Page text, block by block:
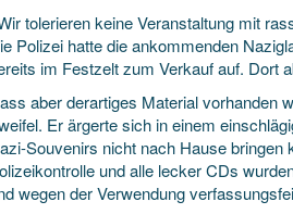
tolerieren keine Veranstaltung mit
Polizei hatte die ankommenden
im Festzelt zum Verkauf auf. Dort
aber derartiges Material vorhanden
Er ärgerte sich in einem
Souvenirs nicht nach Hause bringen
und alle lecker CDs
wegen der Verwendung